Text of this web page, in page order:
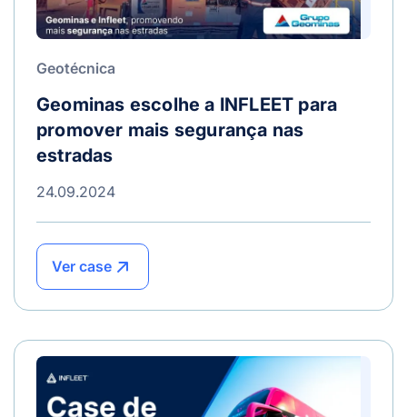
Geotécnica
Geominas escolhe a INFLEET para
promover mais segurança nas
estradas
24.09.2024
Ver case